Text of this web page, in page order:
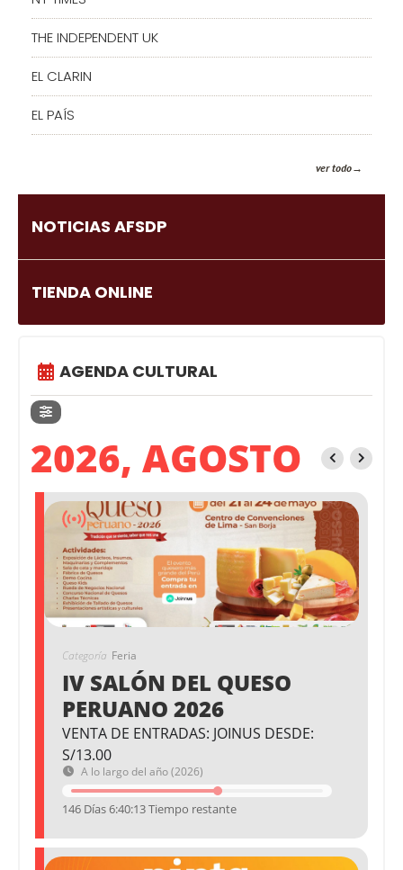
THE INDEPENDENT UK
EL CLARIN
EL PAÍS
ver todo
NOTICIAS AFSDP
TIENDA ONLINE
AGENDA CULTURAL
2026, AGOSTO
Categoría Feria
IV SALÓN DEL QUESO
PERUANO 2026
VENTA DE ENTRADAS: JOINUS DESDE:
S/13.00
A lo largo del año (2026)
146 Días 6:40:12 Tiempo restante